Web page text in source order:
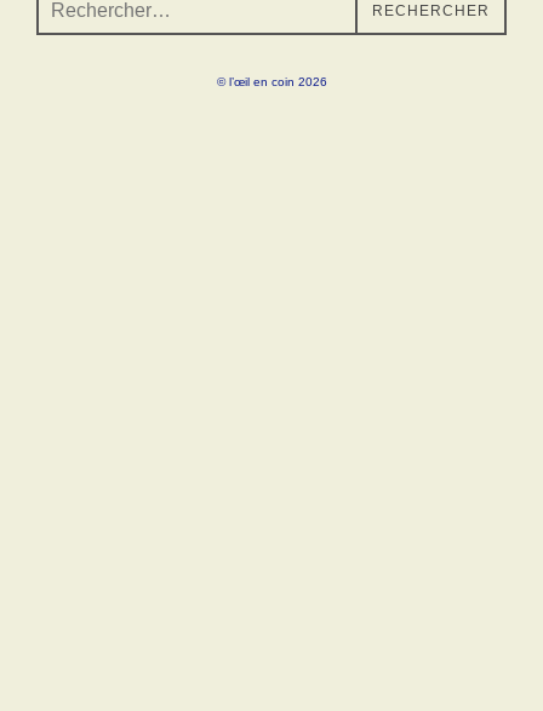
RECHERCHER
© l’œil en coin 2026